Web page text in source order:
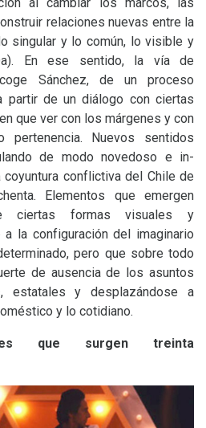
relaciones nuevas entre la
singular y lo común, lo visible y
En ese sentido, la vía de
Sánchez, de un proceso
de un diálogo con ciertas
que ver con los márgenes y con
Nuevos sentidos
de modo novedoso e in-
conflictiva del Chile de
Elementos que emergen
ciertas formas visuales y
a la configuración del imaginario
pero que sobre todo
de ausencia de los asuntos
estatales y desplazándose a
y lo cotidiano.
que surgen treinta